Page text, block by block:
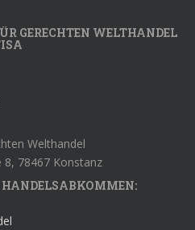
GERECHTEN WELTHANDEL
Welthandel
78467 Konstanz